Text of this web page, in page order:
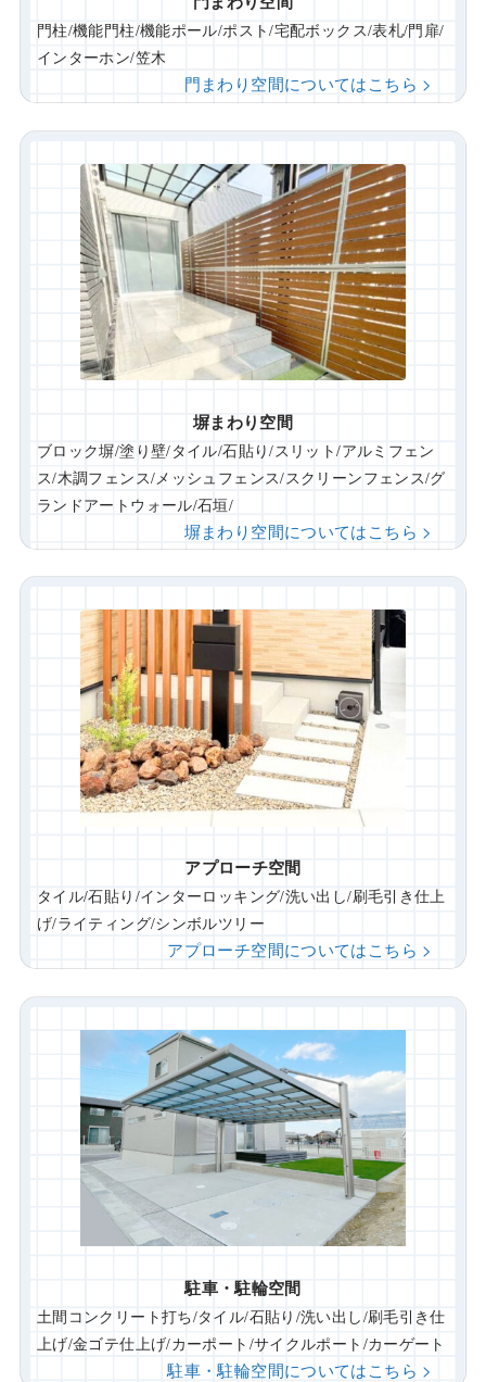
門柱/機能門柱/機能ポール/ポスト/宅配ボックス/表札/門扉/
インターホン/笠木
門まわり空間についてはこちら >
塀まわり空間
ブロック塀/塗り壁/タイル/石貼り/スリット/アルミフェン
ス/木調フェンス/メッシュフェンス/スクリーンフェンス/グ
ランドアートウォール/石垣/
塀まわり空間についてはこちら >
アプローチ空間
タイル/石貼り/インターロッキング/洗い出し/刷毛引き仕上
げ/ライティング/シンボルツリー
アプローチ空間についてはこちら >
駐車・駐輪空間
土間コンクリート打ち/タイル/石貼り/洗い出し/刷毛引き仕
上げ/金ゴテ仕上げ/カーポート/サイクルポート/カーゲート
駐車・駐輪空間についてはこちら >